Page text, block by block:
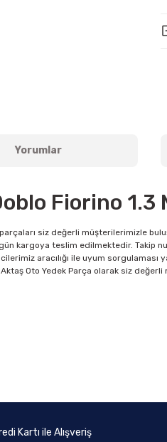
Yorumlar
Fiorino 1.3
siz değerli müşterilerimizle
kargoya teslim edilmektedir. Takip
aracılığı ile uyum
Oto Yedek Parça olarak siz değerli
Kartı ile Alışveriş